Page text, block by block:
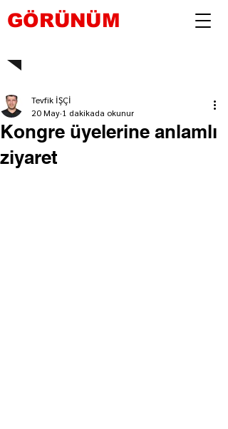
GÖRÜNÜM
Kongre üyelerine anlamlı
ziyaret
Tevfik İŞÇİ
20 May 1 dakikada okunur